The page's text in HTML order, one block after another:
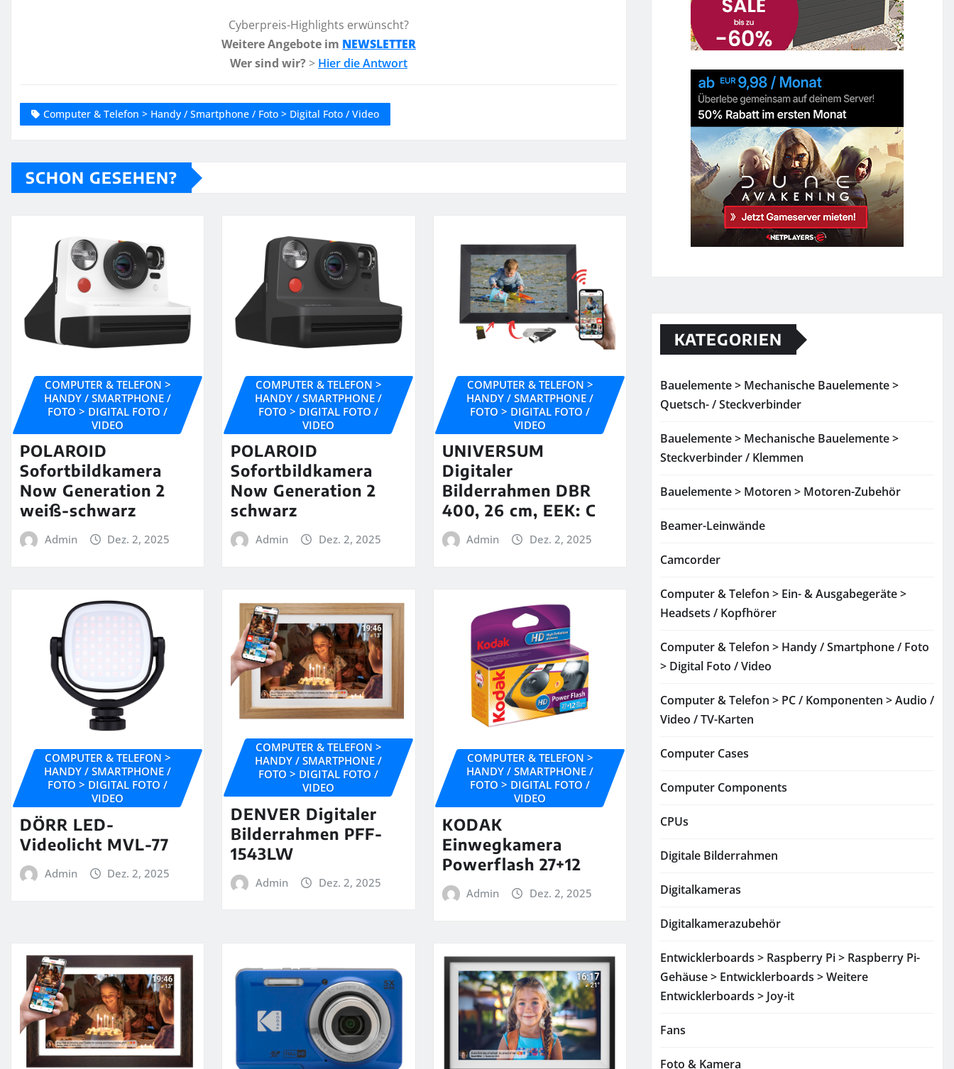
Cyberpreis-Highlights erwünscht?
Weitere Angebote im NEWSLETTER
Wer sind wir? > Hier die Antwort
Computer & Telefon > Handy / Smartphone / Foto > Digital Foto / Video
SCHON GESEHEN?
COMPUTER & TELEFON >
HANDY / SMARTPHONE /
FOTO > DIGITAL FOTO /
VIDEO
POLAROID
Sofortbildkamera
Now Generation 2
weiß-schwarz
Admin Dez. 2, 2025
COMPUTER & TELEFON >
HANDY / SMARTPHONE /
FOTO > DIGITAL FOTO /
VIDEO
POLAROID
Sofortbildkamera
Now Generation 2
schwarz
Admin Dez. 2, 2025
COMPUTER & TELEFON >
HANDY / SMARTPHONE /
FOTO > DIGITAL FOTO /
VIDEO
UNIVERSUM
Digitaler
Bilderrahmen DBR
400, 26 cm, EEK: C
Admin Dez. 2, 2025
COMPUTER & TELEFON >
HANDY / SMARTPHONE /
FOTO > DIGITAL FOTO /
VIDEO
DÖRR LED-
Videolicht MVL-77
Admin Dez. 2, 2025
COMPUTER & TELEFON >
HANDY / SMARTPHONE /
FOTO > DIGITAL FOTO /
VIDEO
DENVER Digitaler
Bilderrahmen PFF-
1543LW
Admin Dez. 2, 2025
COMPUTER & TELEFON >
HANDY / SMARTPHONE /
FOTO > DIGITAL FOTO /
VIDEO
KODAK
Einwegkamera
Powerflash 27+12
Admin Dez. 2, 2025
KATEGORIEN
Bauelemente > Mechanische Bauelemente >
Quetsch- / Steckverbinder
Bauelemente > Mechanische Bauelemente >
Steckverbinder / Klemmen
Bauelemente > Motoren > Motoren-Zubehör
Beamer-Leinwände
Camcorder
Computer & Telefon > Ein- & Ausgabegeräte >
Headsets / Kopfhörer
Computer & Telefon > Handy / Smartphone / Foto
> Digital Foto / Video
Computer & Telefon > PC / Komponenten > Audio /
Video / TV-Karten
Computer Cases
Computer Components
CPUs
Digitale Bilderrahmen
Digitalkameras
Digitalkamerazubehör
Entwicklerboards > Raspberry Pi > Raspberry Pi-
Gehäuse > Entwicklerboards > Weitere
Entwicklerboards > Joy-it
Fans
Foto & Kamera